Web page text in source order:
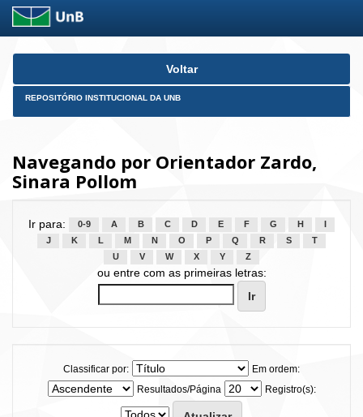
Skip
Voltar
REPOSITÓRIO INSTITUCIONAL DA UNB
Navegando por Orientador Zardo,
Sinara Pollom
Ir para: 0-9 A B C D E F G H
J
K L M N O P Q R S
T
U
V W X Y Z
ou entre com as primeiras letras:
Classificar por:
Em ordem:
Resultados/Página
Registro(s):